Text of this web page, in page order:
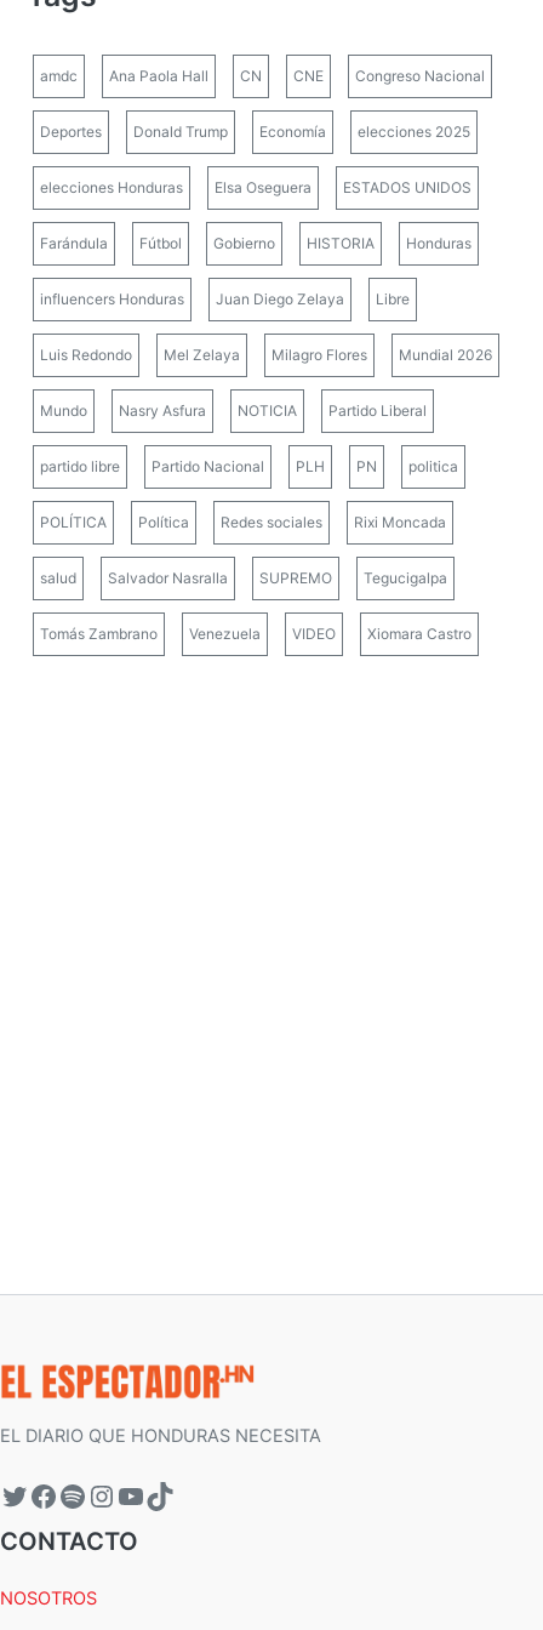
amdc Ana Paola Hall CN CNE Congreso Nacional
Deportes Donald Trump Economía elecciones 2025
elecciones Honduras Elsa Oseguera ESTADOS UNIDOS
Farándula Fútbol Gobierno HISTORIA Honduras
influencers Honduras Juan Diego Zelaya Libre
Luis Redondo Mel Zelaya Milagro Flores Mundial 2026
Mundo Nasry Asfura NOTICIA Partido Liberal
partido libre Partido Nacional PLH PN politica
POLÍTICA Política Redes sociales Rixi Moncada
salud Salvador Nasralla SUPREMO Tegucigalpa
Tomás Zambrano Venezuela VIDEO Xiomara Castro
EL DIARIO QUE HONDURAS NECESITA
CONTACTO
NOSOTROS